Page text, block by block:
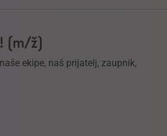
(m/ž)
ekipe, naš prijatelj, zaupnik,